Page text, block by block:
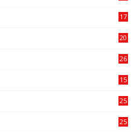
17
20
26
15
25
25